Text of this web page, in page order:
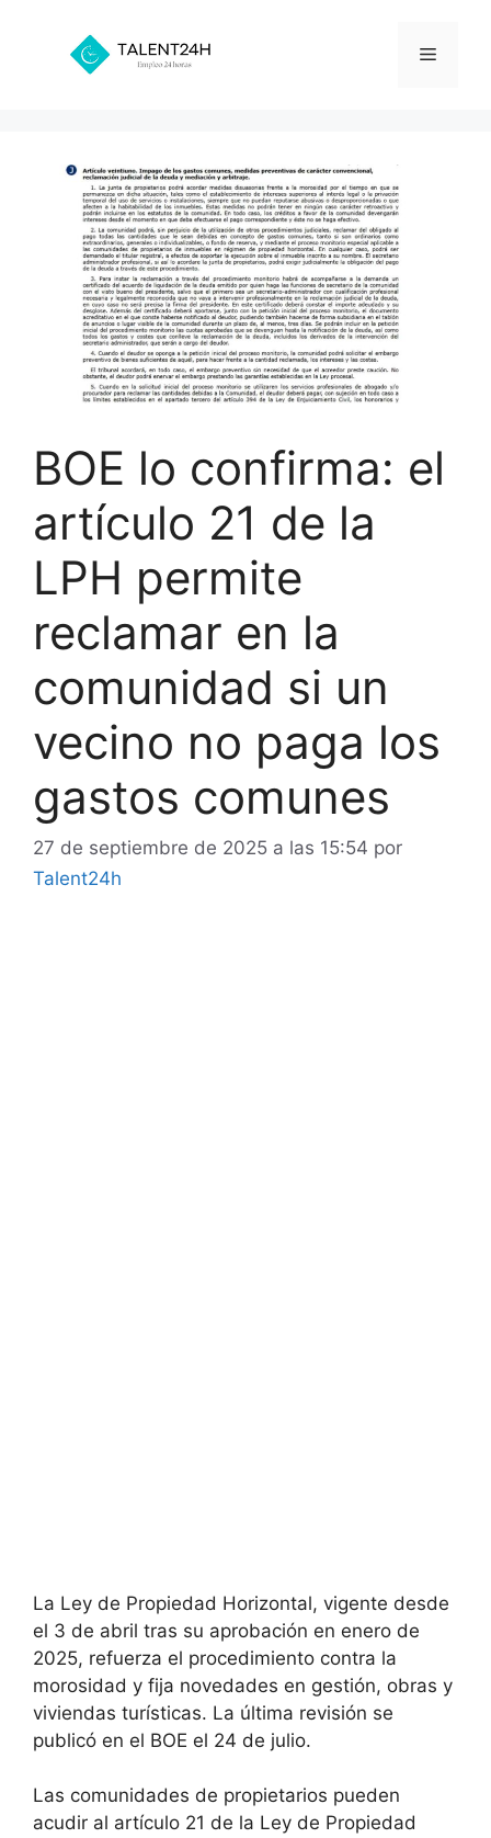
contenido
Menú
BOE lo confirma: el
artículo 21 de la
LPH permite
reclamar en la
comunidad si un
vecino no paga los
gastos comunes
27 de septiembre de 2025 a las 15:54 por
Talent24h
La Ley de Propiedad Horizontal, vigente desde
el 3 de abril tras su aprobación en enero de
2025, refuerza el procedimiento contra la
morosidad y fija novedades en gestión, obras y
viviendas turísticas. La última revisión se
publicó en el BOE el 24 de julio.
Las comunidades de propietarios pueden
acudir al artículo 21 de la Ley de Propiedad